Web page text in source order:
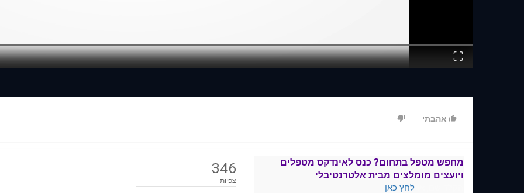
אהבתי
346
צפיות
מחפש מטפל בתחום? כנס לאינדקס מטפלים
ויועצים מומלצים מבית אלטרנטיבלי
לחץ כאן